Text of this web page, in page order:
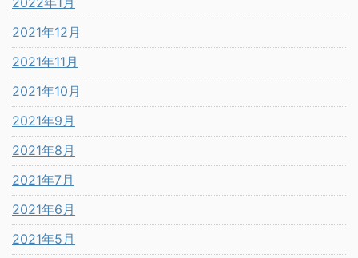
2021年12月
2021年11月
2021年10月
2021年9月
2021年8月
2021年7月
2021年6月
2021年5月